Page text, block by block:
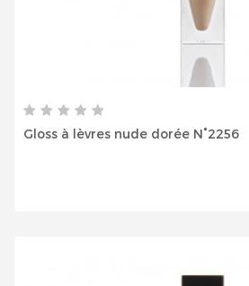
Gloss à lèvres nude dorée N°2256